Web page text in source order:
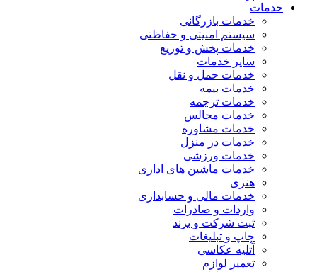
خدمات
خدمات بازرگانی
سیستم امنیتی و حفاظتی
خدمات پخش و توزیع
سایر خدمات
خدمات حمل و نقل
خدمات بیمه
خدمات ترجمه
خدمات مجالس
خدمات مشاوره
خدمات در منزل
خدمات ورزشی
خدمات ماشین های اداری
هنری
خدمات مالی و حسابداری
واردات و صادرات
ثبت شرکت و برند
چاپ و تبلیغات
آتلیه عکاسی
تعمیر لوازم